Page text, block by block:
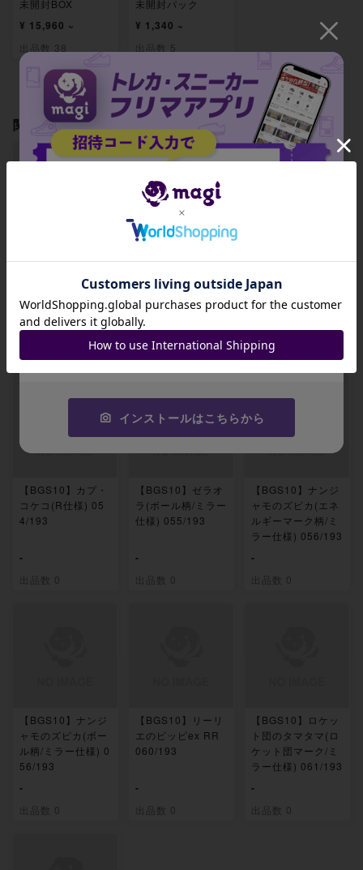
未開封BOX
¥ 15,960 ~
出品数 38
未開封パック
¥ 1,340 ~
出品数 5
関連製品
【BGS10】エリキ
-
【BGS10】エレザ
ー仕様) 053/193
-
出品数 0
【BGS10】エレザ
ーク柄/ミラー仕様)
053/193
出品数 0
【BGS10】カプ・
コケコ(R仕様) 05
4/193
-
出品数 0
【BGS10】ゼラオ
ラ(ボール柄/ミラー
仕様) 055/193
-
出品数 0
【BGS10】ナンジ
ャモのズピカ(エネ
ルギーマーク柄/ミ
ラー仕様) 056/193
-
出品数 0
【BGS10】ナンジ
ャモのズピカ(ボー
ル柄/ミラー仕様) 0
56/193
-
出品数 0
【BGS10】リーリ
エのピッピex RR
060/193
-
出品数 0
【BGS10】ロケッ
ト団のタマタマ(ロ
ケット団マーク/ミ
ラー仕様) 061/193
-
出品数 0
招待コード
JA9XS8
コピーする
インストールはこちらから